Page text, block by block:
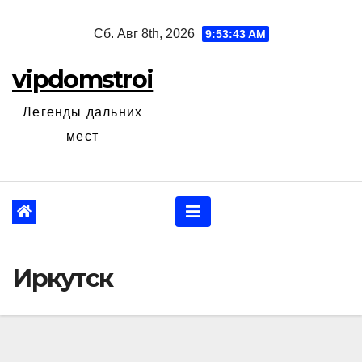
Сб. Авг 8th, 2026 9:53:44 AM
vipdomstroi
Легенды дальних
мест
Иркутск